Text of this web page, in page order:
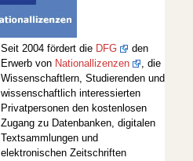
Seit 2004 fördert die DFG
den
Erwerb von Nationallizenzen
, die
Wissenschaftlern, Studierenden und
wissenschaftlich interessierten
Privatpersonen den kostenlosen
Zugang zu Datenbanken, digitalen
Textsammlungen und
elektronischen Zeitschriften